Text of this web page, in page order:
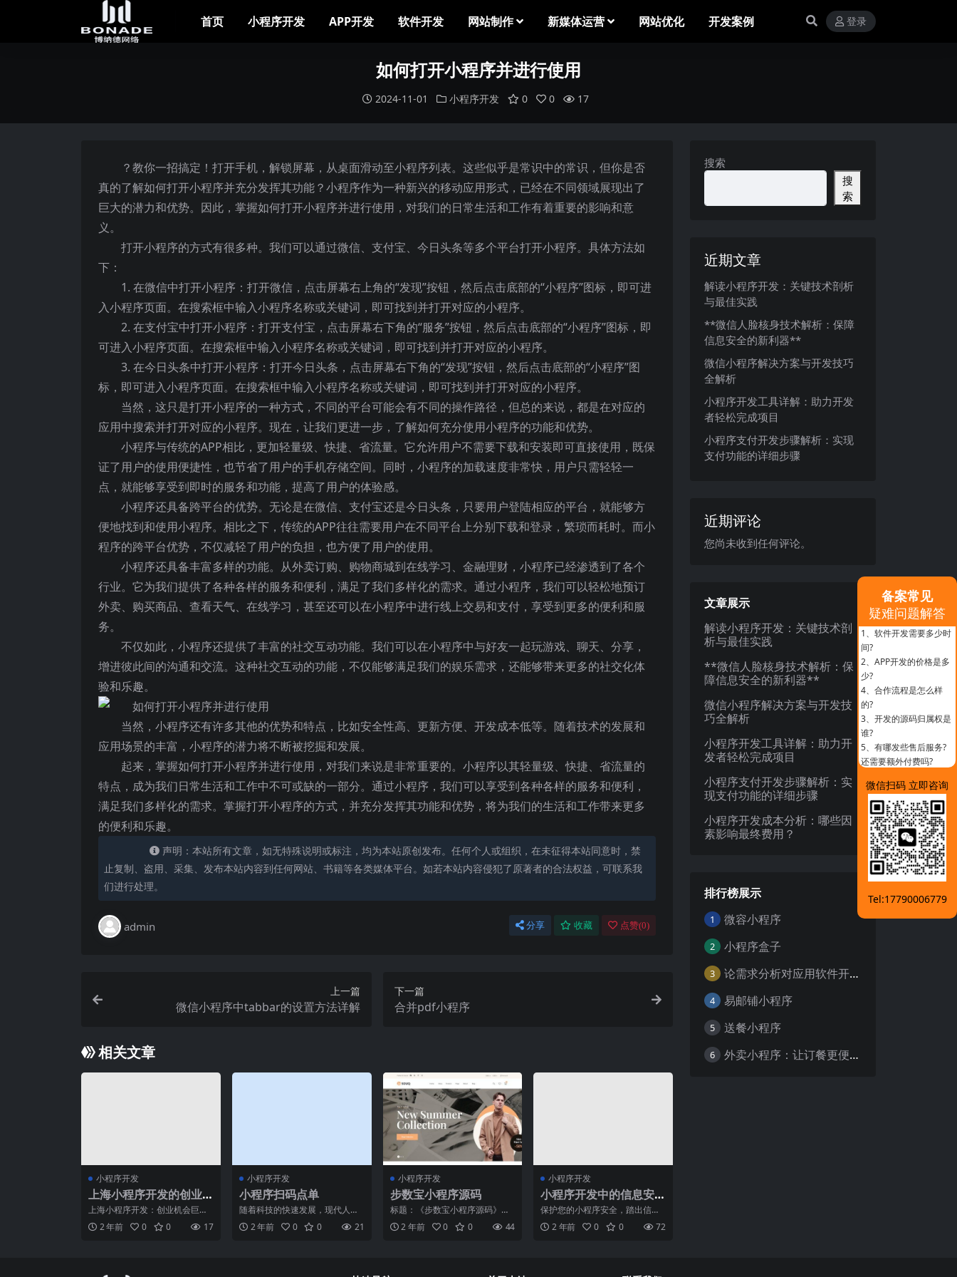
首页 小程序开发 APP开发 软件开发 网站制作 新媒体运营 网站优化 开发案例 登录
如何打开小程序并进行使用
2024-11-01 小程序开发 0 0 17
？教你一招搞定！打开手机，解锁屏幕，从桌面滑动至小程序列表。这些似乎是常识中的常识，但你是否
真的了解如何打开小程序并充分发挥其功能？小程序作为一种新兴的移动应用形式，已经在不同领域展现出了
巨大的潜力和优势。因此，掌握如何打开小程序并进行使用，对我们的日常生活和工作有着重要的影响和意
义。
打开小程序的方式有很多种。我们可以通过微信、支付宝、今日头条等多个平台打开小程序。具体方法如
下：
1. 在微信中打开小程序：打开微信，点击屏幕右上角的“发现”按钮，然后点击底部的“小程序”图标，即可进
入小程序页面。在搜索框中输入小程序名称或关键词，即可找到并打开对应的小程序。
2. 在支付宝中打开小程序：打开支付宝，点击屏幕右下角的“服务”按钮，然后点击底部的“小程序”图标，即
可进入小程序页面。在搜索框中输入小程序名称或关键词，即可找到并打开对应的小程序。
3. 在今日头条中打开小程序：打开今日头条，点击屏幕右下角的“发现”按钮，然后点击底部的“小程序”图
标，即可进入小程序页面。在搜索框中输入小程序名称或关键词，即可找到并打开对应的小程序。
当然，这只是打开小程序的一种方式，不同的平台可能会有不同的操作路径，但总的来说，都是在对应的
应用中搜索并打开对应的小程序。现在，让我们更进一步，了解如何充分使用小程序的功能和优势。
小程序与传统的APP相比，更加轻量级、快捷、省流量。它允许用户不需要下载和安装即可直接使用，既保
证了用户的使用便捷性，也节省了用户的手机存储空间。同时，小程序的加载速度非常快，用户只需轻轻一
点，就能够享受到即时的服务和功能，提高了用户的体验感。
小程序还具备跨平台的优势。无论是在微信、支付宝还是今日头条，只要用户登陆相应的平台，就能够方
便地找到和使用小程序。相比之下，传统的APP往往需要用户在不同平台上分别下载和登录，繁琐而耗时。而小
程序的跨平台优势，不仅减轻了用户的负担，也方便了用户的使用。
小程序还具备丰富多样的功能。从外卖订购、购物商城到在线学习、金融理财，小程序已经渗透到了各个
行业。它为我们提供了各种各样的服务和便利，满足了我们多样化的需求。通过小程序，我们可以轻松地预订
外卖、购买商品、查看天气、在线学习，甚至还可以在小程序中进行线上交易和支付，享受到更多的便利和服
务。
不仅如此，小程序还提供了丰富的社交互动功能。我们可以在小程序中与好友一起玩游戏、聊天、分享，
增进彼此间的沟通和交流。这种社交互动的功能，不仅能够满足我们的娱乐需求，还能够带来更多的社交化体
验和乐趣。
当然，小程序还有许多其他的优势和特点，比如安全性高、更新方便、开发成本低等。随着技术的发展和
应用场景的丰富，小程序的潜力将不断被挖掘和发展。
起来，掌握如何打开小程序并进行使用，对我们来说是非常重要的。小程序以其轻量级、快捷、省流量的
特点，成为我们日常生活和工作中不可或缺的一部分。通过小程序，我们可以享受到各种各样的服务和便利，
满足我们多样化的需求。掌握打开小程序的方式，并充分发挥其功能和优势，将为我们的生活和工作带来更多
的便利和乐趣。
声明：本站所有文章，如无特殊说明或标注，均为本站原创发布。任何个人或组织，在未征得本站同意时，禁
止复制、盗用、采集、发布本站内容到任何网站、书籍等各类媒体平台。如若本站内容侵犯了原著者的合法权益，可联系我
们进行处理。
admin 分享 收藏 点赞(0)
上一篇
微信小程序中tabbar的设置方法详解
下一篇
合并pdf小程序
相关文章
小程序开发
上海小程序开发的创业
机会评估
上海小程序开发：创业机会巨大
随着信息时代的快速发展，移动
互联网成为现代人生活的重
2 年前 0 0 17
小程序开发
小程序扫码点单
随着科技的快速发展，现代人们
的生活方式也发生了翻天覆地的
变化。尤其是在餐饮行业，
2 年前 0 0 21
小程序开发
步数宝小程序源码
标题：《步数宝小程序源码》
——引领健康生活的新潮流正
文：近年来，随着人们对健康生
2 年前 0 0 44
小程序开发
小程序开发中的信息安
全问题及解决方案
保护您的小程序安全，踏出信息
安全新里程——畅享专属保护境
界随着移动互联网的迅猛发
2 年前 0 0 72
搜索
搜
索
近期文章
解读小程序开发：关键技术剖析
与最佳实践
**微信人脸核身技术解析：保障
信息安全的新利器**
微信小程序解决方案与开发技巧
全解析
小程序开发工具详解：助力开发
者轻松完成项目
小程序支付开发步骤解析：实现
支付功能的详细步骤
近期评论
您尚未收到任何评论。
文章展示
解读小程序开发：关键技术剖
析与最佳实践
**微信人脸核身技术解析：保
障信息安全的新利器**
微信小程序解决方案与开发技
巧全解析
小程序开发工具详解：助力开
发者轻松完成项目
小程序支付开发步骤解析：实
现支付功能的详细步骤
小程序开发成本分析：哪些因
素影响最终费用？
排行榜展示
1 微容小程序
2 小程序盒子
3 论需求分析对应用软件开发的重要性
4 易邮铺小程序
5 送餐小程序
6 外卖小程序：让订餐更便捷，吃货的福音
备案常见
疑难问题解答
1、 软件开发需要多少时
间?
2、 APP开发的价格是多
少?
4、 合作流程是怎么样
的?
3、 开发的源码归属权是
谁?
5、 有哪发些售后服务?
还需要额外付费吗?
微信扫码 立即咨询
Tel:17790006779